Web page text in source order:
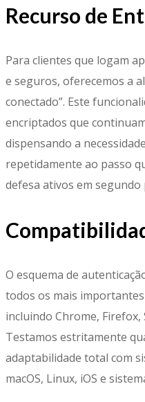
Recurso de
Para clientes que logam
e seguros, oferecemos a
conectado”. Este
encriptados que
dispensando a
repetidamente ao passo
defesa ativos em segundo
O esquema de
todos os mais
incluindo Chrome, Firefox,
Testamos estritamente
adaptabilidade total com
macOS, Linux, iOS e